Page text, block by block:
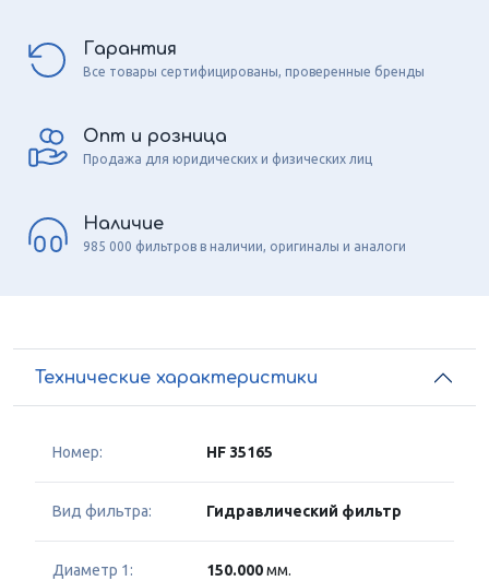
Гарантия
Все товары сертифицированы, проверенные бренды
Опт и розница
Продажа для юридических и физических лиц
Наличие
985 000 фильтров в наличии, оригиналы и аналоги
Технические характеристики
Номер: HF 35165
Вид фильтра: Гидравлический фильтр
Диаметр 1: 150.000мм.